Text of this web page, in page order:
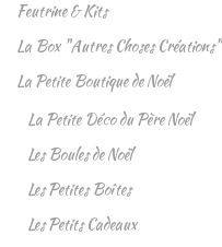
Feutrine & Kits
La Box "Autres Choses Créations"
La Petite Boutique de Noël
La Petite Déco du Père Noël
Les Boules de Noël
Les Petites Boîtes
Les Petits Cadeaux